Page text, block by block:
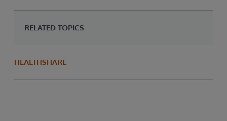
RELATED TOPICS
HEALTHSHARE